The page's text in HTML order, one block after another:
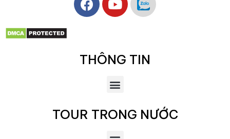
THÔNG TIN
TOUR TRONG NƯỚC